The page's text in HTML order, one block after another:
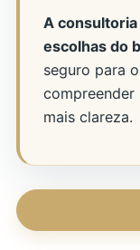
A
escolhas do
seguro para
compreender
mais clareza.